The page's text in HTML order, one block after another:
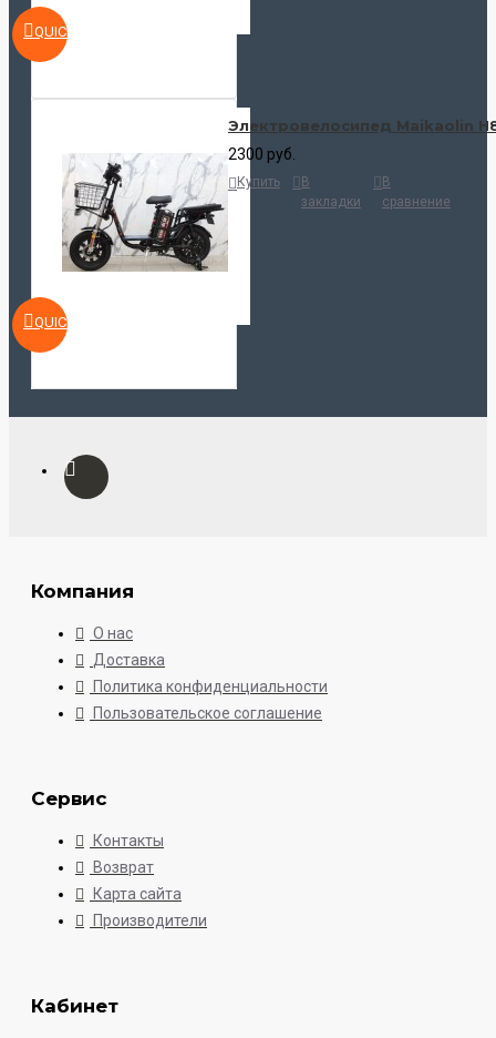
QUICKVIEW
QUICKVIEW
Электровелосипед Maikaolin
2300 руб.
Купить
В
закладки
В
сравнение
Компания
О нас
Доставка
Политика конфиденциальности
Пользовательское соглашение
Сервис
Контакты
Возврат
Карта сайта
Производители
Кабинет